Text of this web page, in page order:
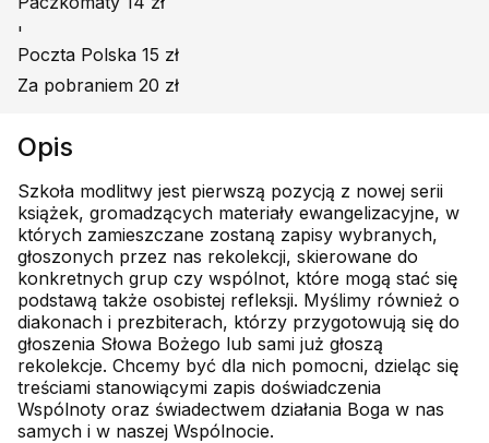
'
Poczta Polska 15 zł
Za pobraniem 20 zł
Opis
Szkoła modlitwy jest pierwszą pozycją z nowej serii
książek, gromadzących materiały ewangelizacyjne, w
których zamieszczane zostaną zapisy wybranych,
głoszonych przez nas rekolekcji, skierowane do
konkretnych grup czy wspólnot, które mogą stać się
podstawą także osobistej refleksji. Myślimy również o
diakonach i prezbiterach, którzy przygotowują się do
głoszenia Słowa Bożego lub sami już głoszą
rekolekcje. Chcemy być dla nich pomocni, dzieląc się
treściami stanowiącymi zapis doświadczenia
Wspólnoty oraz świadectwem działania Boga w nas
samych i w naszej Wspólnocie.